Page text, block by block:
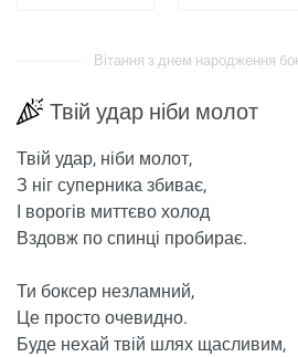
Вітання з днем ​​народження
Твій удар ніби молот
Твій удар, ніби молот,
З ніг суперника збиває,
І ворогів миттєво холод
Вздовж по спинці пробирає.
Ти боксер незламний,
Це просто очевидно.
Буде нехай твій шлях щасливим,